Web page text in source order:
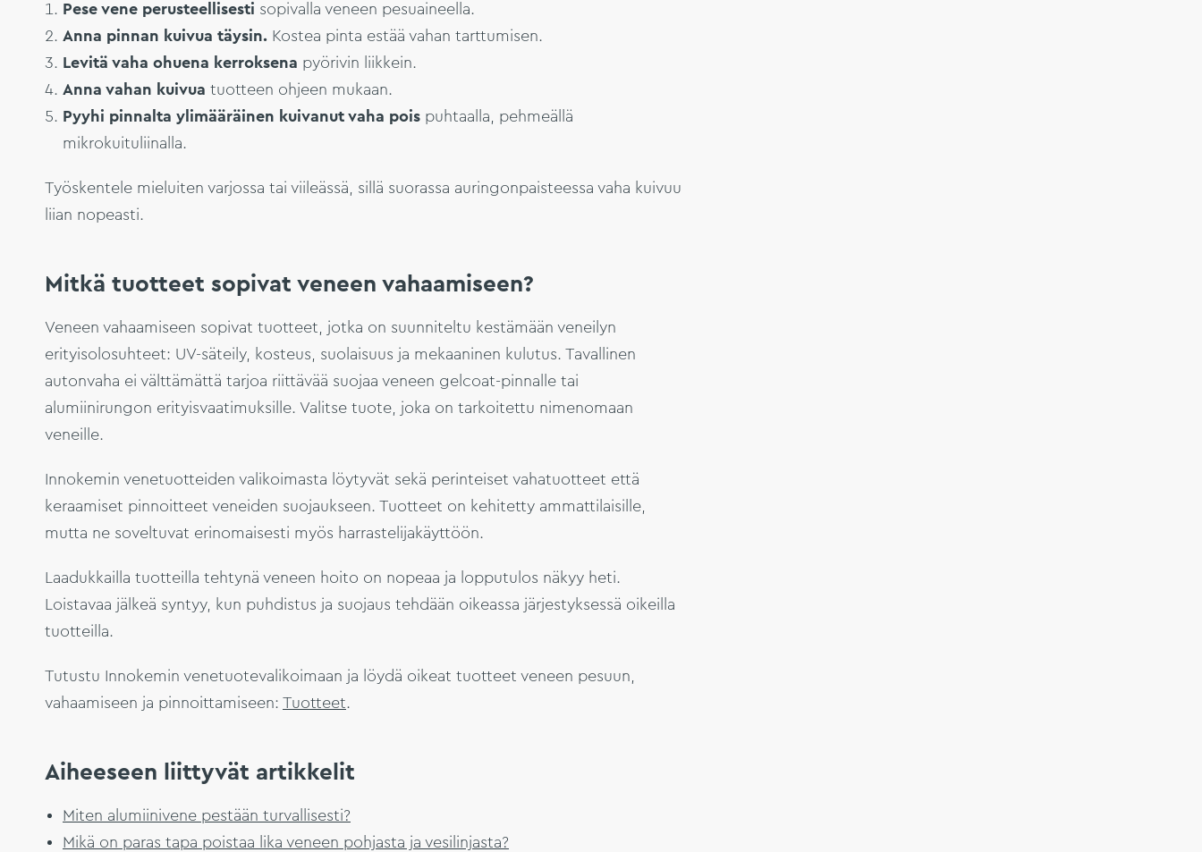
Pese vene perusteellisesti sopivalla veneen pesuaineella.
Anna pinnan kuivua täysin. Kostea pinta estää vahan tarttumisen.
Levitä vaha ohuena kerroksena pyörivin liikkein.
Anna vahan kuivua tuotteen ohjeen mukaan.
Pyyhi pinnalta ylimääräinen kuivanut vaha pois puhtaalla, pehmeällä
mikrokuituliinalla.
Työskentele mieluiten varjossa tai viileässä, sillä suorassa auringonpaisteessa vaha kuivuu
liian nopeasti.
Mitkä tuotteet sopivat veneen vahaamiseen?
Veneen vahaamiseen sopivat tuotteet, jotka on suunniteltu kestämään veneilyn
erityisolosuhteet: UV-säteily, kosteus, suolaisuus ja mekaaninen kulutus. Tavallinen
autonvaha ei välttämättä tarjoa riittävää suojaa veneen gelcoat-pinnalle tai
alumiinirungon erityisvaatimuksille. Valitse tuote, joka on tarkoitettu nimenomaan
veneille.
Innokemin venetuotteiden valikoimasta löytyvät sekä perinteiset vahatuotteet että
keraamiset pinnoitteet veneiden suojaukseen. Tuotteet on kehitetty ammattilaisille,
mutta ne soveltuvat erinomaisesti myös harrastelijakäyttöön.
Laadukkailla tuotteilla tehtynä veneen hoito on nopeaa ja lopputulos näkyy heti.
Loistavaa jälkeä syntyy, kun puhdistus ja suojaus tehdään oikeassa järjestyksessä oikeilla
tuotteilla.
Tutustu Innokemin venetuotevalikoimaan ja löydä oikeat tuotteet veneen pesuun,
vahaamiseen ja pinnoittamiseen: Tuotteet.
Aiheeseen liittyvät artikkelit
Miten alumiinivene pestään turvallisesti?
Mikä on paras tapa poistaa lika veneen pohjasta ja vesilinjasta?